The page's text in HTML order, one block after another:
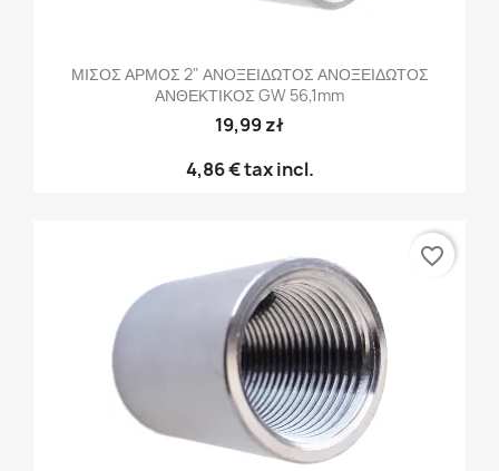
ΜΙΣΟΣ ΑΡΜΟΣ 2" ΑΝΟΞΕΙΔΩΤΟΣ ΑΝΟΞΕΙΔΩΤΟΣ
ΑΝΘΕΚΤΙΚΟΣ GW 56,1mm
19,99 zł
4,86 €tax incl.
favorite_border